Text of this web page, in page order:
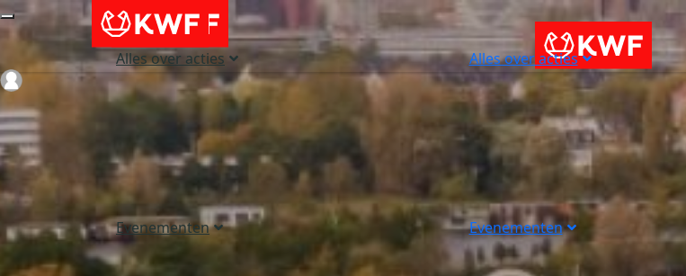
Alles over acties
Evenementen
Alles over acties
Evenementen
Login